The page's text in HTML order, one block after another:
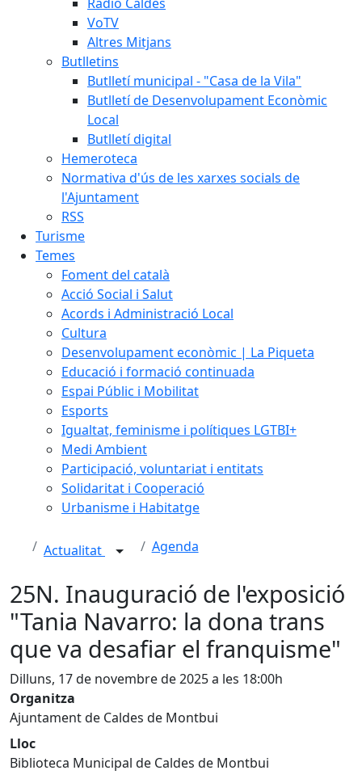
VoTV
Altres Mitjans
Butlletins
Butlletí municipal - "Casa de la Vila"
Butlletí de Desenvolupament Econòmic
Local
Butlletí digital
Hemeroteca
Normativa d'ús de les xarxes socials de
l'Ajuntament
RSS
Turisme
Temes
Foment del català
Acció Social i Salut
Acords i Administració Local
Cultura
Desenvolupament econòmic | La Piqueta
Educació i formació continuada
Espai Públic i Mobilitat
Esports
Igualtat, feminisme i polítiques LGTBI+
Medi Ambient
Participació, voluntariat i entitats
Solidaritat i Cooperació
Urbanisme i Habitatge
Actualitat Agenda
25N. Inauguració de l'exposició
"Tania Navarro: la dona trans
que va desafiar el franquisme"
Dilluns, 17 de novembre de 2025 a les 18:00h
Organitza
Ajuntament de Caldes de Montbui
Lloc
Biblioteca Municipal de Caldes de Montbui